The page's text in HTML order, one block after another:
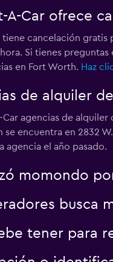
A-Car ofrece
tiene cancelación
Si tienes
en Fort Worth. Haz
de alquiler
Car agencias de
se encuentra en 2832
agencia el año pasado.
momondo
busca
tener para